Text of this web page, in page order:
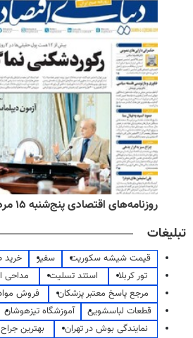
روزنامه‌های اقتصادی پنج‌شنبه ۱۵ مرداد ۱۴۰۵
تبلیغات
قیمت شیشه سکوریت سفیر
تور کربلا
استند تسلیت مداحی
مرجع پاسخ معتبر پزشکان
فروش
قطعات لباسشویی
آموزشگاه تیزهوشان
نمایندگی بوش در تهران
بهترین